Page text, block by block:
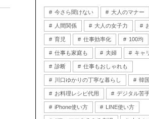
今さら聞けない 大人のマナー
人間関係 大人の女子力
育児 仕事効率化 100均
仕事も家庭も 夫婦 キャ
診断 仕事もおしゃれも
川口ゆかりの丁寧な暮らし 韓国
お料理レシピ代用 デジタル苦
iPhone使い方 LINE使い方